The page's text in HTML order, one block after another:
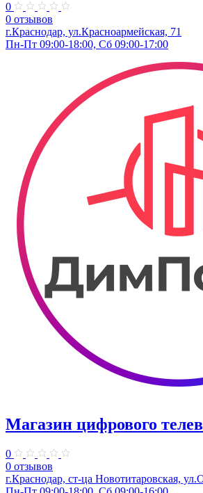
0
0 отзывов
г.Краснодар, ул.Красноармейская, 71
Пн-Пт 09:00-18:00, Сб 09:00-17:00
Магазин цифрового
0
0 отзывов
г.Краснодар, ст-ца Новотитаровская,